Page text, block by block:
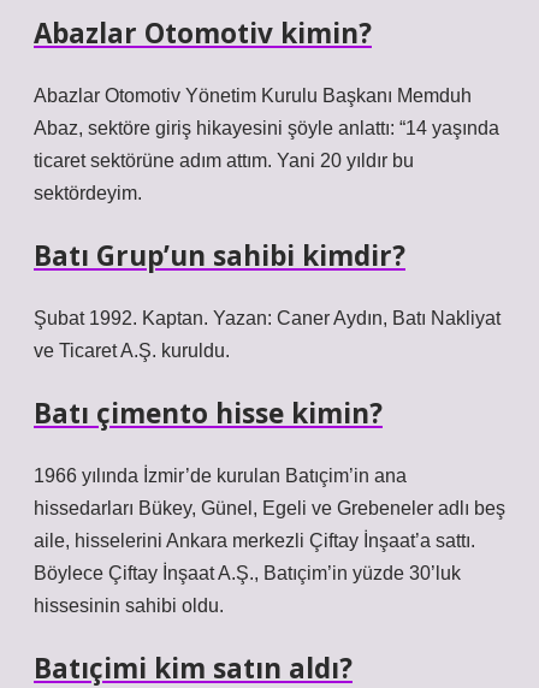
Abazlar Otomotiv kimin?
Abazlar Otomotiv Yönetim Kurulu Başkanı Memduh
Abaz, sektöre giriş hikayesini şöyle anlattı: “14 yaşında
ticaret sektörüne adım attım. Yani 20 yıldır bu
sektördeyim.
Batı Grup’un sahibi kimdir?
Şubat 1992. Kaptan. Yazan: Caner Aydın, Batı Nakliyat
ve Ticaret A.Ş. kuruldu.
Batı çimento hisse kimin?
1966 yılında İzmir’de kurulan Batıçim’in ana
hissedarları Bükey, Günel, Egeli ve Grebeneler adlı beş
aile, hisselerini Ankara merkezli Çiftay İnşaat’a sattı.
Böylece Çiftay İnşaat A.Ş., Batıçim’in yüzde 30’luk
hissesinin sahibi oldu.
Batıçimi kim satın aldı?